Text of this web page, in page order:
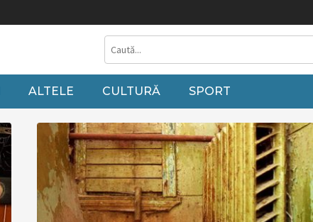
ALTELE CULTURĂ SPORT